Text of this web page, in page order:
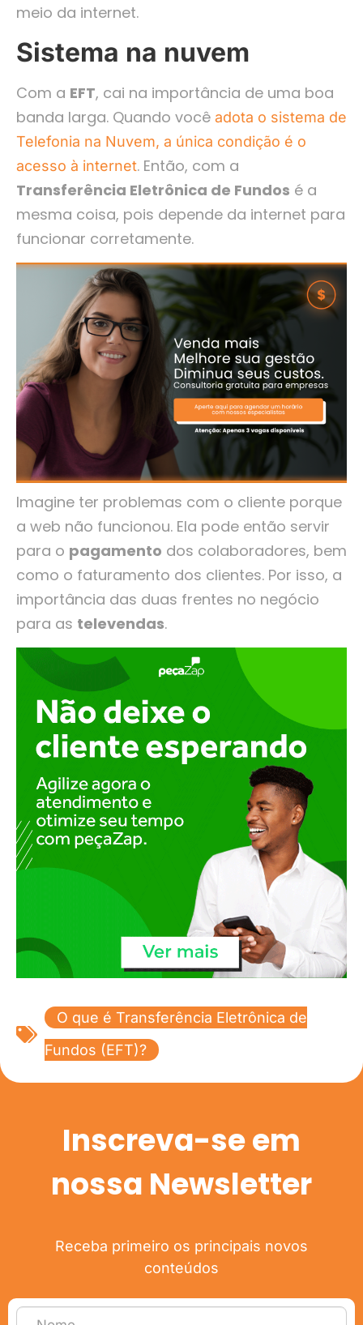
meio da internet.
Sistema na nuvem
Com a EFT, cai na importância de uma boa
banda larga. Quando você adota o sistema de
Telefonia na Nuvem, a única condição é o
acesso à internet. Então, com a
Transferência Eletrônica de Fundos é a
mesma coisa, pois depende da internet para
funcionar corretamente.
Imagine ter problemas com o cliente porque
a web não funcionou. Ela pode então servir
para o pagamento dos colaboradores, bem
como o faturamento dos clientes. Por isso, a
importância das duas frentes no negócio
para as televendas.
O que é Transferência Eletrônica de
Fundos (EFT)?
Inscreva-se em
nossa Newsletter
Receba primeiro os principais novos
conteúdos